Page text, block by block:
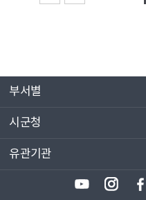
부서별
시군청
유관기관